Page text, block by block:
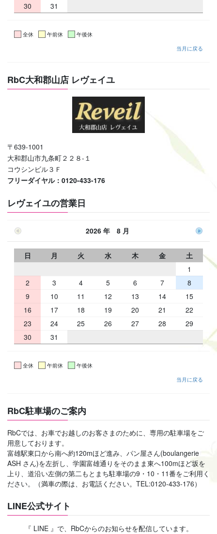
30
31
全休 午前休
午後休
当月に戻る
RbC大和郡山店 レヴェイユ
〒639-1001
大和郡山市九条町２２８-１
コウシンビル３Ｆ
フリーダイヤル：0120-433-176
レヴェイユの営業日
2026 年 8 月
日 月 火 水 木 金
土
1
2
3 4 5 6 7
8
9
10 11 12 13 14
15
16
17 18 19 20 21
22
23
24 25 26 27 28
29
30
31
全休 午前休
午後休
当月に戻る
RbC駐車場のご案内
RbCでは、お車でお越しのお客さまのために、専用の駐車場をご
用意しております。
富雄駅東口から南へ約120mほど進み、パン屋さん(boulangerie
ASH さん)を左折し、学園富雄通りをそのまま東へ100mほど坂を
上り、道沿い左側の第二もとまち駐車場の9・10・11番をご利用く
ださい。（満車の際は、お電話ください。TEL:0120-433-176）
LINE公式サイト
『 LINE 』で、RbCからのお知らせを配信しています。